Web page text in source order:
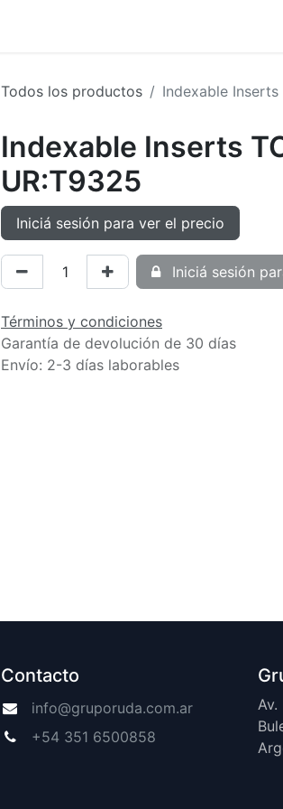
Todos los productos Indexable
Indexable Inserts
UR:T9325
Iniciá sesión para ver el precio
Iniciá sesión
Términos y condiciones
Garantía de devolución de 30 días
Envío: 2-3 días laborables
Contacto
info@gruporuda.com.ar
+54 351 6500858